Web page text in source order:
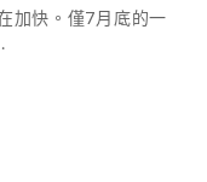
加快。僅7月底的一